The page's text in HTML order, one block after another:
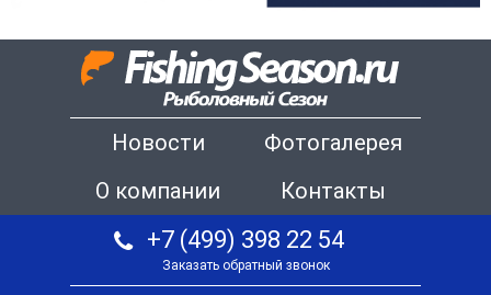
Новости
Фотогалерея
О компании
Контакты
+7 (499) 398 22 54
Заказать обратный звонок